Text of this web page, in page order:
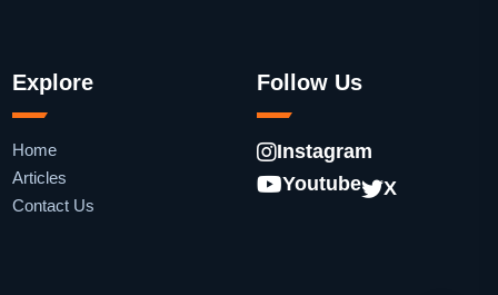
Explore
Home
Articles
Contact Us
Follow Us
Instagram
Youtube
X